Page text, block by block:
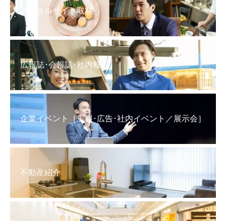
ポータルサイト取材
広報誌･会報誌･社内報
企業イベント［広報･広告･社内イベント／展示会］
不動産紹介